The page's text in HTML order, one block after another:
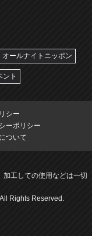
オールナイトニッポン
ント
シー
ーポリシー
ついて
加工しての使用などは一切
Rights Reserved.